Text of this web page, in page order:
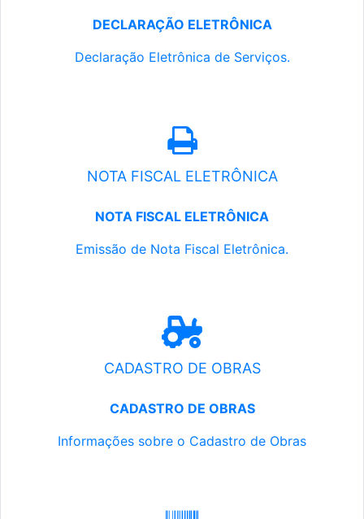
DECLARAÇÃO ELETRÔNICA
Declaração Eletrônica de Serviços.
NOTA FISCAL ELETRÔNICA
NOTA FISCAL ELETRÔNICA
Emissão de Nota Fiscal Eletrônica.
CADASTRO DE OBRAS
CADASTRO DE OBRAS
Informações sobre o Cadastro de Obras